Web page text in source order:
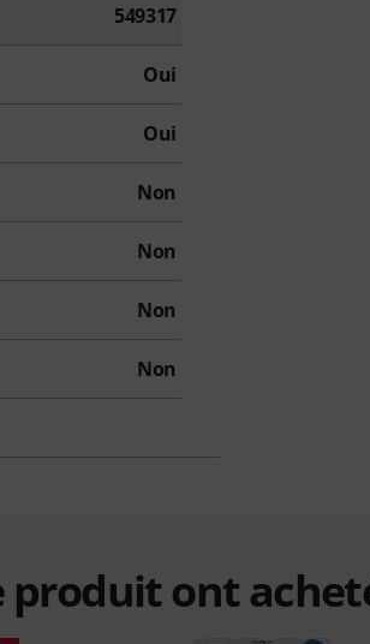
549317
Oui
Oui
Non
Non
Non
Non
produit ont